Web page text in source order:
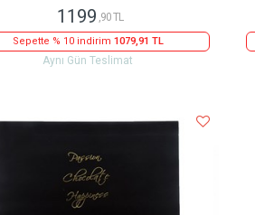
1199 ,90 TL
Sepette % 10 indirim 1079,91 TL
Aynı Gün Teslimat